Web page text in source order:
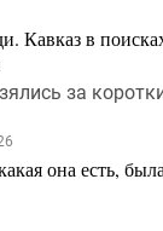
Кавказ в
за
она есть,